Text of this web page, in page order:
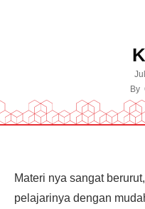
By
Materi nya sangat
pelajarinya dengan